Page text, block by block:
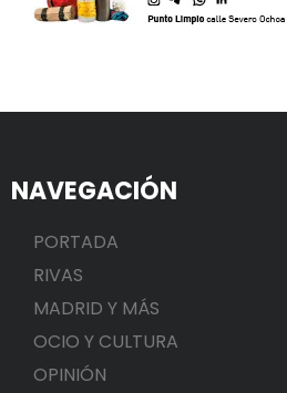
NAVEGACIÓN
PORTADA
RIVAS
MADRID Y MÁS
OCIO Y CULTURA
OPINIÓN